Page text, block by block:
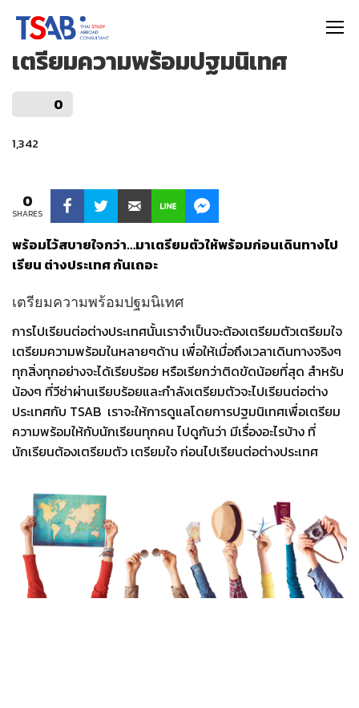
เตรียมความพร้อมปฐมนิเทศ
0
1,342
0
SHARES
พร้อมไว้สบายใจกว่า…มาเตรียมตัวให้พร้อมก่อนเดินทางไป
เรียน ต่างประเทศกันเถอะ
เตรียมความพร้อมปฐมนิเทศ
การไปเรียนต่อต่างประเทศนั้นเราจำเป็นจะต้องเตรียมตัวเตรียมใจ
เตรียมความพร้อมในหลายๆด้าน เพื่อให้เมื่อถึงเวลาเดินทางจริงๆ
ทุกสิ่งทุกอย่างจะได้เรียบร้อย หรือเรียกว่าติดขัดน้อยที่สุด สำหรับ
น้องๆ ที่วีซ่าผ่านเรียบร้อยและกำลังเตรียมตัวจะไปเรียนต่อต่าง
ประเทศกับ TSAB เราจะให้การดูแลโดยการปฐมนิเทศเพื่อเตรียม
ความพร้อมให้กับนักเรียนทุกคน ไปดูกันว่า มีเรื่องอะไรบ้าง ที่
นักเรียนต้องเตรียมตัว เตรียมใจก่อนไปเรียนต่อต่างประเทศ